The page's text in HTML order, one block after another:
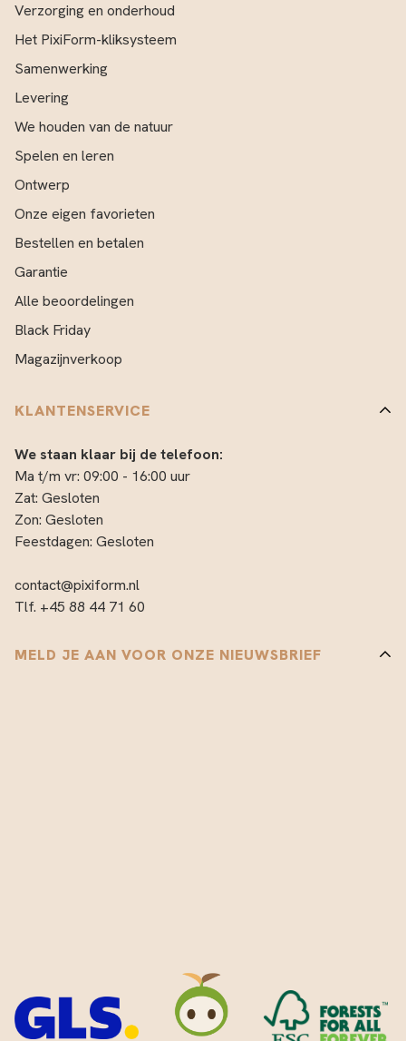
Verzorging en onderhoud
Het PixiForm-kliksysteem
Samenwerking
Levering
We houden van de natuur
Spelen en leren
Ontwerp
Onze eigen favorieten
Bestellen en betalen
Garantie
Alle beoordelingen
Black Friday
Magazijnverkoop
KLANTENSERVICE
We staan klaar bij de telefoon:
Ma t/m vr: 09:00 - 16:00 uur
Zat: Gesloten
Zon: Gesloten
Feestdagen: Gesloten
contact@pixiform.nl
Tlf. +45 88 44 71 60
MELD JE AAN VOOR ONZE NIEUWSBRIEF